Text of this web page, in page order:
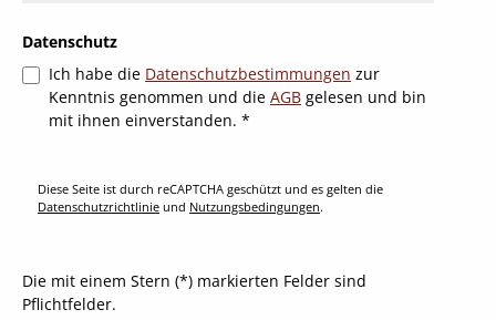
Datenschutz
Ich habe die Datenschutzbestimmungen zur
Kenntnis genommen und die AGB gelesen und bin
mit ihnen einverstanden. *
Diese Seite ist durch reCAPTCHA geschützt und es gelten die
Datenschutzrichtlinie und Nutzungsbedingungen.
Die mit einem Stern (*) markierten Felder sind
Pflichtfelder.